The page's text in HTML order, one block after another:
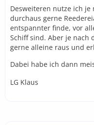
Desweiteren nutze ich je
durchaus gerne
entspannter finde, vor
Schiff sind. Aber je nach
gerne alleine raus und
Dabei habe ich dann
LG Klaus